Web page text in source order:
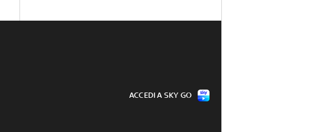
ACCEDI A SKY GO